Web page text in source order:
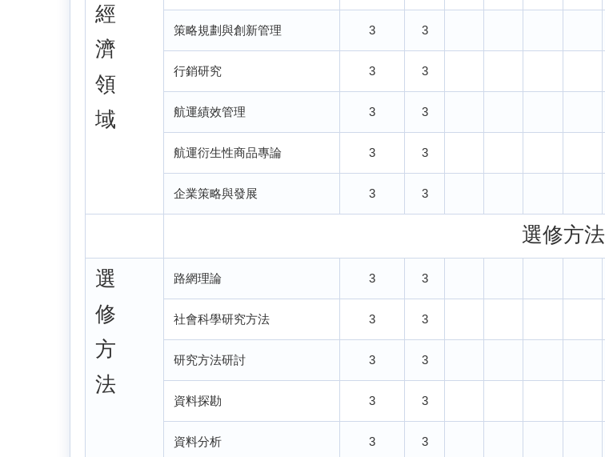
經
濟
領
域
策略規劃與創新管理 3 3
行銷研究 3 3
航運績效管理 3 3
航運衍生性商品專論 3 3
企業策略與發展 3 3
選修方法
選
修
方
法
路網理論 3 3
社會科學研究方法 3 3
研究方法研討 3 3
資料探勘 3 3
資料分析 3 3